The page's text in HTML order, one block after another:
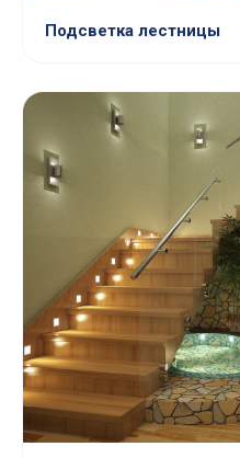
Подсветка лестницы